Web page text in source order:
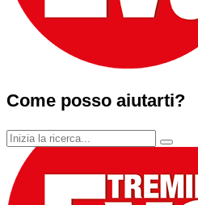
Come posso aiutarti?